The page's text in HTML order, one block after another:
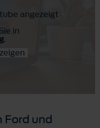
angezeigt
in
.
Ford und